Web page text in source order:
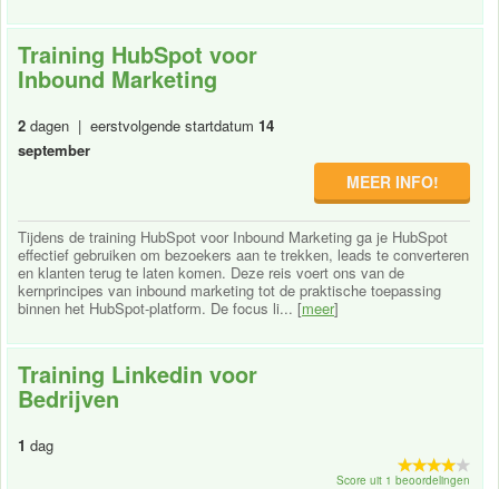
Training HubSpot voor
Inbound Marketing
2 dagen | eerstvolgende startdatum 14
september
MEER INFO!
Tijdens de training HubSpot voor Inbound Marketing ga je HubSpot
effectief gebruiken om bezoekers aan te trekken, leads te converteren
en klanten terug te laten komen. Deze reis voert ons van de
kernprincipes van inbound marketing tot de praktische toepassing
binnen het HubSpot-platform. De focus li... [meer]
Training Linkedin voor
Bedrijven
1 dag
Score uit 1 beoordelingen